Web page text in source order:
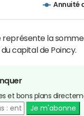
Annuité
représente la
capital de Poincy.
et bons plans
Je m'abonne